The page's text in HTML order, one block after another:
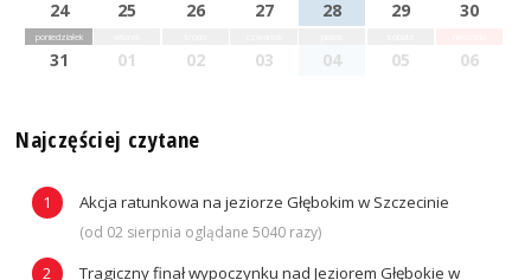
24 25 26 27 28 29 30
poniedziałek
31 01 02 03 04 05 06
Najczęściej czytane
Akcja ratunkowa na jeziorze Głębokim w Szczecinie
(od 02 sierpnia oglądane 5040 razy)
Tragiczny finał wypoczynku nad Jeziorem Głębokie w